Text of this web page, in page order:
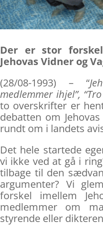
Der er stor
Jehovas Vidner og
(28/08-1993) – “
medlemmer ihjel”,
to overskrifter er
debatten om
rundt om i landets
Det hele startede
vi ikke ved at gå i
tilbage til den
argumenter? Vi
forskel imellem
medlemmer om
styrende eller